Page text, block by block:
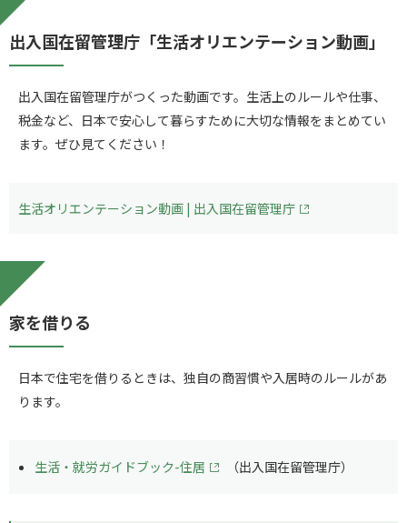
出入国在留管理庁「生活オリエンテーション動画」
出入国在留管理庁がつくった動画です。生活上のルールや仕事、
税金など、日本で安心して暮らすために大切な情報をまとめてい
ます。ぜひ見てください！
生活オリエンテーション動画 | 出入国在留管理庁
家を借りる
日本で住宅を借りるときは、独自の商習慣や入居時のルールがあ
ります。
生活・就労ガイドブック-住居 （出入国在留管理庁）